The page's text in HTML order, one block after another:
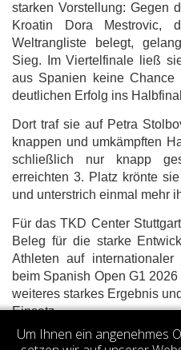
starken Vorstellung: Gegen
Kroatin Dora Mestrovic,
Weltrangliste belegt,
Sieg. Im Viertelfinale ließ
aus Spanien keine
deutlichen Erfolg ins
Dort traf sie auf Petra
knappen und umkämpften
schließlich nur knapp
erreichten 3. Platz krönte
und unterstrich einmal mehr
Für das TKD Center
Beleg für die starke
Athleten auf
beim Spanish Open G1
weiteres starkes Ergebnis
Einsatz.
Votes 0.00 (0
Um Ihnen ein angenehmes